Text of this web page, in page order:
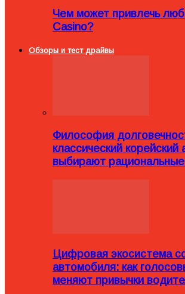
Чем может привлечь
Casino?
Обзоры и тест драйвы
Философия
классический корейский
выбирают
Цифровая экосистема
автомобиля: как
меняют привычки